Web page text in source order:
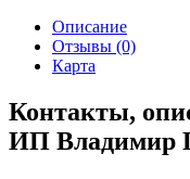
Описание
Отзывы (0)
Карта
Контакты,
ИП Владимир